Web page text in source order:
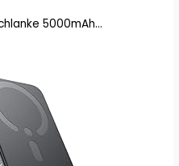
5000mAh...